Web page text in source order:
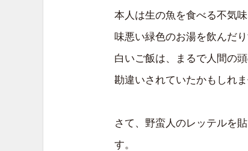
本人は生の魚を食べる不気
味悪い緑色のお湯を飲んだ
白いご飯は、まるで人間の
勘違いされていたかもしれま
さて、野蛮人のレッテルを
す。